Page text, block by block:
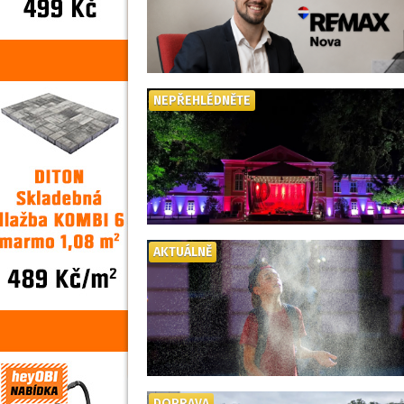
NEPŘEHLÉDNĚTE
AKTUÁLNĚ